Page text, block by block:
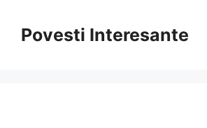
contentPovesti Interesante